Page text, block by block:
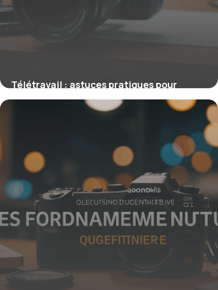
Télétravail : astuces pratiques pour
optimiser votre organisation quotidienne